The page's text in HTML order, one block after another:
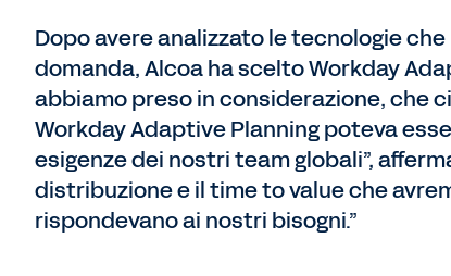
Dopo avere analizzato le tecnologie
domanda, Alcoa ha scelto Workday
abbiamo preso in considerazione, che
Workday Adaptive Planning poteva
esigenze dei nostri team globali”,
distribuzione e il time to value che
rispondevano ai nostri bisogni.”